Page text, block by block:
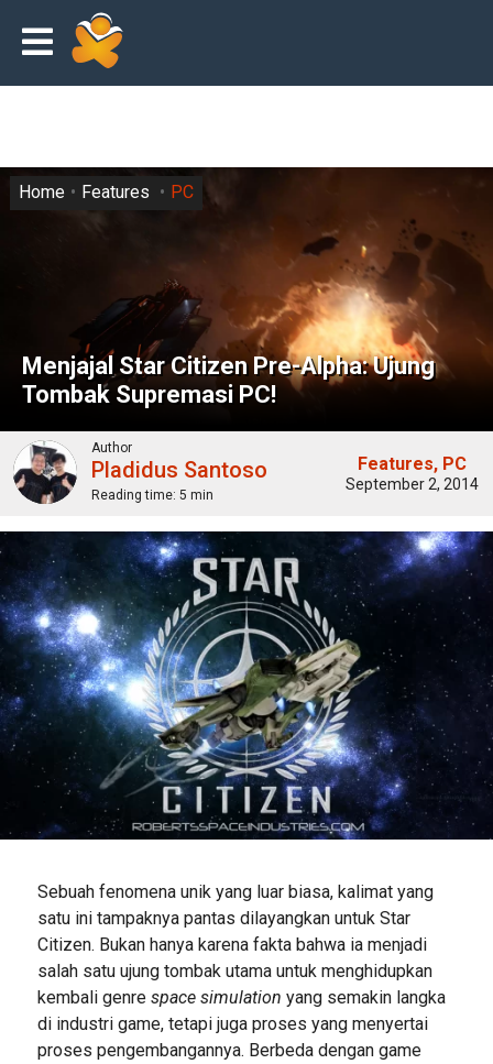
Menjajal Star Citizen Pre-Alpha: Ujung
Tombak Supremasi PC!
Home Features PC
Author
Pladidus Santoso
Reading time: 5 min
Features PC
September 2, 2014
Sebuah fenomena unik yang luar biasa, kalimat yang
satu ini tampaknya pantas dilayangkan untuk Star
Citizen. Bukan hanya karena fakta bahwa ia menjadi
salah satu ujung tombak utama untuk menghidupkan
kembali genre space simulation yang semakin langka
di industri game, tetapi juga proses yang menyertai
proses pengembangannya. Berbeda dengan game